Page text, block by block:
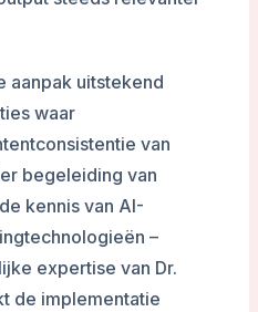
aanpak uitstekend
waar
van
begeleiding van
kennis van AI-
–
expertise van Dr.
de implementatie